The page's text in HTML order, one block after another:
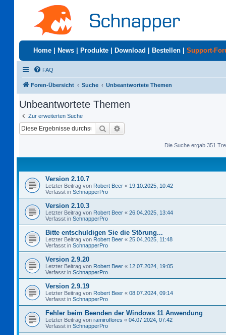
Home News Produkte Download Bestellen Support-
FAQ
Foren-Übersicht Suche Unbeantwortete Themen
Unbeantwortete Themen
Zur erweiterten Suche
Suche
Die Suche ergab 351
Version 2.10.7
Letzter Beitrag von Robert Beer « 19.10.2025, 10:42
Verfasst in SchnapperPro
Version 2.10.3
Letzter Beitrag von Robert Beer « 26.04.2025, 13:44
Verfasst in SchnapperPro
Bitte entschuldigen Sie die Störung...
Letzter Beitrag von Robert Beer « 25.04.2025, 11:48
Verfasst in SchnapperPro
Version 2.9.20
Letzter Beitrag von Robert Beer « 12.07.2024, 19:05
Verfasst in SchnapperPro
Version 2.9.19
Letzter Beitrag von Robert Beer « 08.07.2024, 09:14
Verfasst in SchnapperPro
Fehler beim Beenden der Windows 11 Anwendung
Letzter Beitrag von ramiroflores « 04.07.2024, 07:42
Verfasst in SchnapperPro